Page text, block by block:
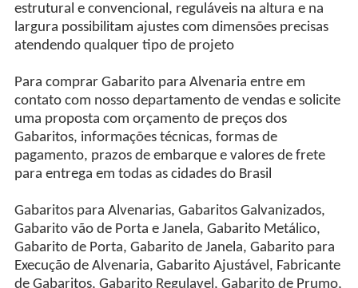
estrutural e convencional, reguláveis na altura e na
largura possibilitam ajustes com dimensões precisas
atendendo qualquer tipo de projeto
Para comprar Gabarito para Alvenaria entre em
contato com nosso departamento de vendas e solicite
uma proposta com orçamento de preços dos
Gabaritos, informações técnicas, formas de
pagamento, prazos de embarque e valores de frete
para entrega em todas as cidades do Brasil
Gabaritos para Alvenarias, Gabaritos Galvanizados,
Gabarito vão de Porta e Janela, Gabarito Metálico,
Gabarito de Porta, Gabarito de Janela, Gabarito para
Execução de Alvenaria, Gabarito Ajustável, Fabricante
de Gabaritos, Gabarito Regulavel, Gabarito de Prumo,